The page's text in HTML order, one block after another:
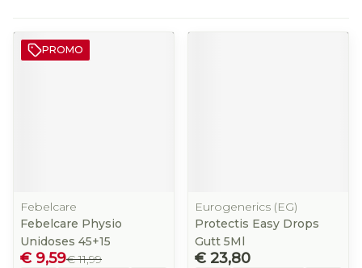
PROMO
Febelcare
Febelcare Physio
Unidoses 45+15
€ 11,99
€ 9,59
Eurogenerics (EG)
Protectis Easy Drops
Gutt 5Ml
€ 23,80